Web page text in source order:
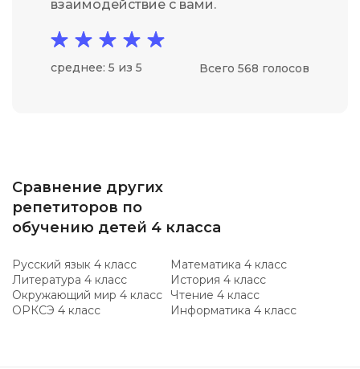
взаимодействие с вами.
среднее: 5 из 5 Всего 568 голосов
Сравнение других
репетиторов по
обучению детей 4 класса
Русский язык 4 класс
Математика 4 класс
Литература 4 класс
История 4 класс
Окружающий мир 4 класс
Чтение 4 класс
ОРКСЭ 4 класс
Информатика 4 класс